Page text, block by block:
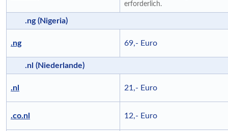
erforderlich.
.ng (Nigeria)
.ng 69,- Euro
.nl (Niederlande)
.nl 21,- Euro
.co.nl 12,- Euro